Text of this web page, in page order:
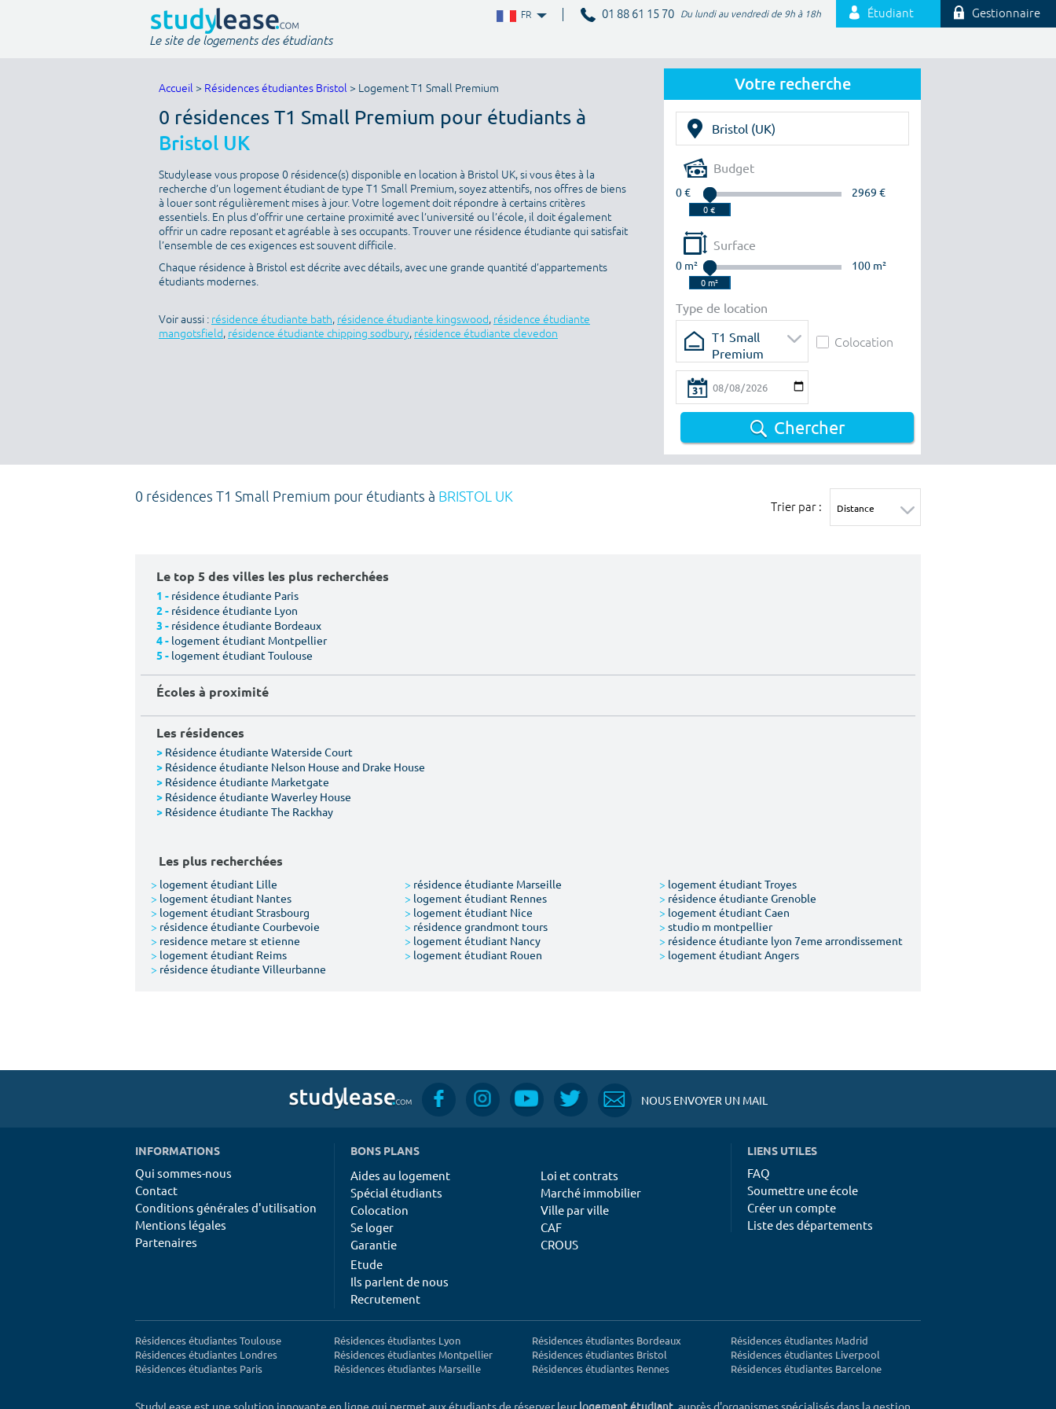
FR 01 88 61 15 70 Du lundi au vendredi de 9h à 18h Étudiant Gestionnaire
Le site de logements des étudiants
Votre recherche
Budget
0 € 2969 €
Surface
0 m² 100 m²
Type de location
T1 Small
Premium
Colocation
Chercher
Accueil > Résidences étudiantes Bristol > Logement T1 Small Premium
0 résidences T1 Small Premium pour étudiants à
Bristol UK
Studylease vous propose 0 résidence(s) disponible en location à Bristol UK, si vous êtes à la
recherche d’un logement étudiant de type T1 Small Premium, soyez attentifs, nos offres de biens
à louer sont régulièrement mises à jour. Votre logement doit répondre à certains critères
essentiels. En plus d’offrir une certaine proximité avec l’université ou l’école, il doit également
offrir un cadre reposant et agréable à ses occupants. Trouver une résidence étudiante qui satisfait
l’ensemble de ces exigences est souvent difficile.
Chaque résidence à Bristol est décrite avec détails, avec une grande quantité d’appartements
étudiants modernes.
Voir aussi : résidence étudiante bath, résidence étudiante kingswood, résidence étudiante
mangotsfield, résidence étudiante chipping sodbury, résidence étudiante clevedon
0 résidences T1 Small Premium pour étudiants à BRISTOL UK
Trier par :
Le top 5 des villes les plus recherchées
1 - résidence étudiante Paris
2 - résidence étudiante Lyon
3 - résidence étudiante Bordeaux
4 - logement étudiant Montpellier
5 - logement étudiant Toulouse
Écoles à proximité
Les résidences
> Résidence étudiante Waterside Court
> Résidence étudiante Nelson House and Drake House
> Résidence étudiante Marketgate
> Résidence étudiante Waverley House
> Résidence étudiante The Rackhay
Les plus recherchées
> logement étudiant Lille > résidence étudiante Marseille > logement étudiant Troyes
> logement étudiant Nantes > logement étudiant Rennes > résidence étudiante Grenoble
> logement étudiant Strasbourg > logement étudiant Nice > logement étudiant Caen
> résidence étudiante Courbevoie > résidence grandmont tours > studio m montpellier
> residence metare st etienne > logement étudiant Nancy > résidence étudiante lyon 7eme arrondissement
> logement étudiant Reims > logement étudiant Rouen > logement étudiant Angers
> résidence étudiante Villeurbanne
NOUS ENVOYER UN MAIL
INFORMATIONS
Qui sommes-nous
Contact
Conditions générales d'utilisation
Mentions légales
Partenaires
BONS PLANS
Aides au logement
Spécial étudiants
Colocation
Se loger
Garantie
Loi et contrats
Marché immobilier
Ville par ville
CAF
CROUS
Etude
Ils parlent de nous
Recrutement
LIENS UTILES
FAQ
Soumettre une école
Créer un compte
Liste des départements
Résidences étudiantes Toulouse
Résidences étudiantes Londres
Résidences étudiantes Paris
Résidences étudiantes Lyon
Résidences étudiantes Montpellier
Résidences étudiantes Marseille
Résidences étudiantes Bordeaux
Résidences étudiantes Bristol
Résidences étudiantes Rennes
Résidences étudiantes Madrid
Résidences étudiantes Liverpool
Résidences étudiantes Barcelone
StudyLease est une solution innovante en ligne qui permet aux étudiants de réserver leur , auprès d'organismes spécialisés dans la gestion